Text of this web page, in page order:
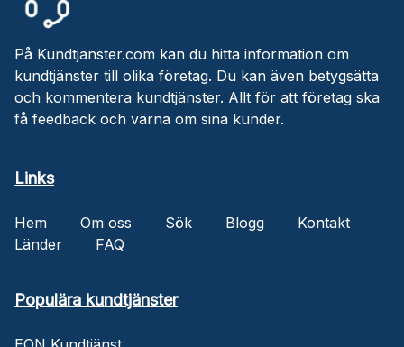
På Kundtjanster.com kan du hitta information om
kundtjänster till olika företag. Du kan även betygsätta
och kommentera kundtjänster. Allt för att företag ska
få feedback och värna om sina kunder.
Links
Hem Om oss Sök Blogg
Kontakt
Länder
FAQ
Populära kundtjänster